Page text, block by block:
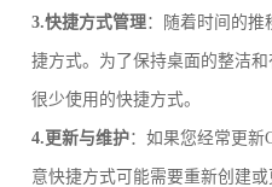
3.快捷方式管理：随着时间的推
捷方式。为了保持桌面的整洁
很少使用的快捷方式。
4.更新与维护：如果您经常更新
意快捷方式可能需要重新创建